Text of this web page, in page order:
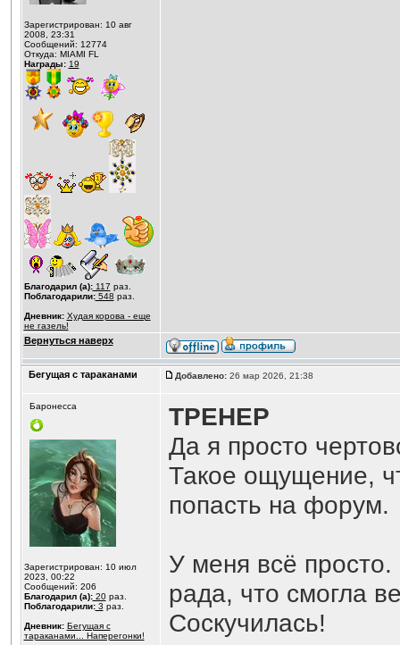
Зарегистрирован: 10 авг
2008, 23:31
Сообщений: 12774
Откуда: MIAMI FL
Награды: 19
Благодарил (а):117 раз.
Поблагодарили:548 раз.
Дневник: Худая корова - еще
не газель!
Вернуться наверх
Бегущая с тараканами Добавлено:26 мар 2026, 21:38
Баронесса
Зарегистрирован: 10 июл
2023, 00:22
Сообщений: 206
Благодарил (а):20раз.
Поблагодарили:3 раз.
Дневник: Бегущая с
тараканами... Наперегонки!
ТРЕНЕР
Да я просто
Такое ощущение,
попасть на форум.
У меня всё
рада, что смогла
Соскучилась!